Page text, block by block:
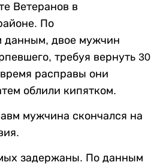
Ветеранов в
По
данным, двое мужчин
требуя вернуть 30
расправы они
облили кипятком.
мужчина скончался на
задержаны. По данным